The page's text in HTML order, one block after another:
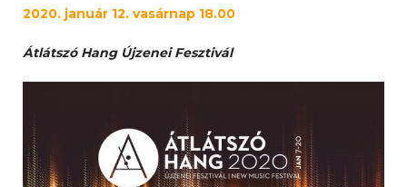
2020. január 12. vasárnap 18.00
Átlátszó Hang Újzenei Fesztivál